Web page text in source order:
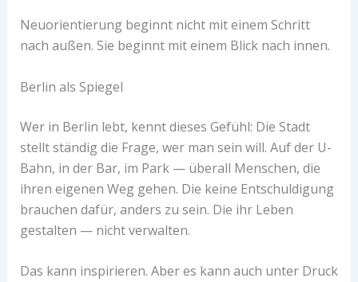
Neuorientierung beginnt nicht mit einem Schritt
nach außen. Sie beginnt mit einem Blick nach innen.
Berlin als Spiegel
Wer in Berlin lebt, kennt dieses Gefühl: Die Stadt
stellt ständig die Frage, wer man sein will. Auf der U-
Bahn, in der Bar, im Park — überall Menschen, die
ihren eigenen Weg gehen. Die keine Entschuldigung
brauchen dafür, anders zu sein. Die ihr Leben
gestalten — nicht verwalten.
Das kann inspirieren. Aber es kann auch unter Druck